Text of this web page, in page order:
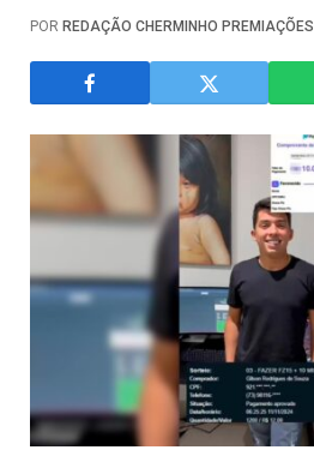
POR REDAÇÃO CHERMINHO PREMIAÇÕES